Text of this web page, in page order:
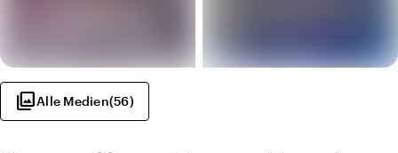
photo_libraryAlle Medien(56)